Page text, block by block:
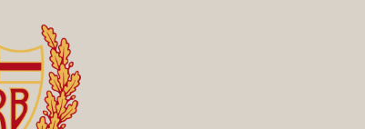
da fase de grupos da Copa do